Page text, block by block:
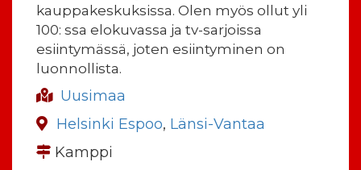
kauppakeskuksissa. Olen myös ollut yli
100: ssa elokuvassa ja tv-sarjoissa
esiintymässä, joten esiintyminen on
luonnollista.
Uusimaa
Helsinki Espoo, Länsi-Vantaa
Kamppi